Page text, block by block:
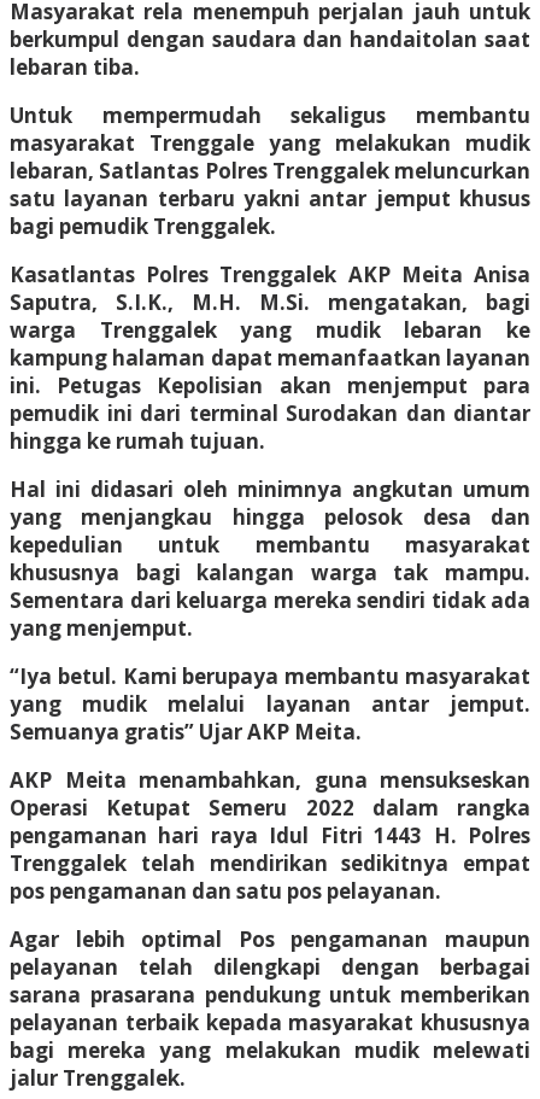
Masyarakat rela menempuh perjalan jauh untuk
berkumpul dengan saudara dan handaitolan saat
lebaran tiba.
Untuk mempermudah sekaligus membantu
masyarakat Trenggale yang melakukan mudik
lebaran, Satlantas Polres Trenggalek meluncurkan
satu layanan terbaru yakni antar jemput khusus
bagi pemudik Trenggalek.
Kasatlantas Polres Trenggalek AKP Meita Anisa
Saputra, S.I.K., M.H. M.Si. mengatakan, bagi
warga Trenggalek yang mudik lebaran ke
kampung halaman dapat memanfaatkan layanan
ini. Petugas Kepolisian akan menjemput para
pemudik ini dari terminal Surodakan dan diantar
hingga ke rumah tujuan.
Hal ini didasari oleh minimnya angkutan umum
yang menjangkau hingga pelosok desa dan
kepedulian untuk membantu masyarakat
khususnya bagi kalangan warga tak mampu.
Sementara dari keluarga mereka sendiri tidak ada
yang menjemput.
“Iya betul. Kami berupaya membantu masyarakat
yang mudik melalui layanan antar jemput.
Semuanya gratis” Ujar AKP Meita.
AKP Meita menambahkan, guna mensukseskan
Operasi Ketupat Semeru 2022 dalam rangka
pengamanan hari raya Idul Fitri 1443 H. Polres
Trenggalek telah mendirikan sedikitnya empat
pos pengamanan dan satu pos pelayanan.
Agar lebih optimal Pos pengamanan maupun
pelayanan telah dilengkapi dengan berbagai
sarana prasarana pendukung untuk memberikan
pelayanan terbaik kepada masyarakat khususnya
bagi mereka yang melakukan mudik melewati
jalur Trenggalek.